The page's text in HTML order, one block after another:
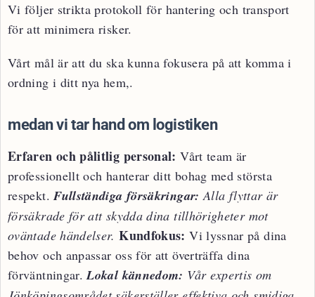
Vi följer strikta protokoll för hantering och transport
för att minimera risker.
Vårt mål är att du ska kunna fokusera på att komma i
ordning i ditt nya hem,.
medan vi tar hand om logistiken
Erfaren och pålitlig personal: Vårt team är
professionellt och hanterar ditt bohag med största
respekt.Fullständiga försäkringar: Alla flyttar är
försäkrade för att skydda dina tillhörigheter mot
oväntade händelser.Kundfokus: Vi lyssnar på dina
behov och anpassar oss för att överträffa dina
förväntningar.Lokal kännedom: Vår expertis om